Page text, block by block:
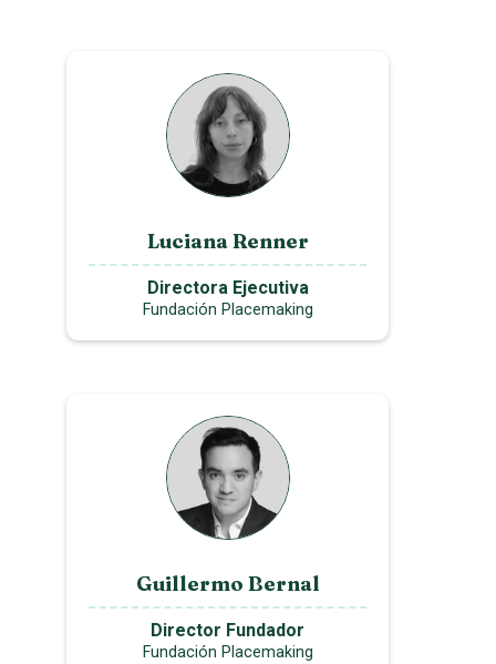
Luciana Renner
Directora Ejecutiva
Fundación Placemaking
Guillermo Bernal
Director Fundador
Fundación Placemaking